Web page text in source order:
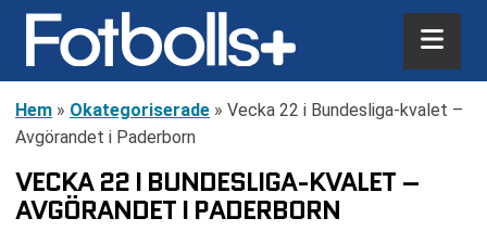
Hem » Okategoriserade » Vecka 22 i Bundesliga-kvalet –
Avgörandet i Paderborn
VECKA 22 I BUNDESLIGA-KVALET –
AVGÖRANDET I PADERBORN